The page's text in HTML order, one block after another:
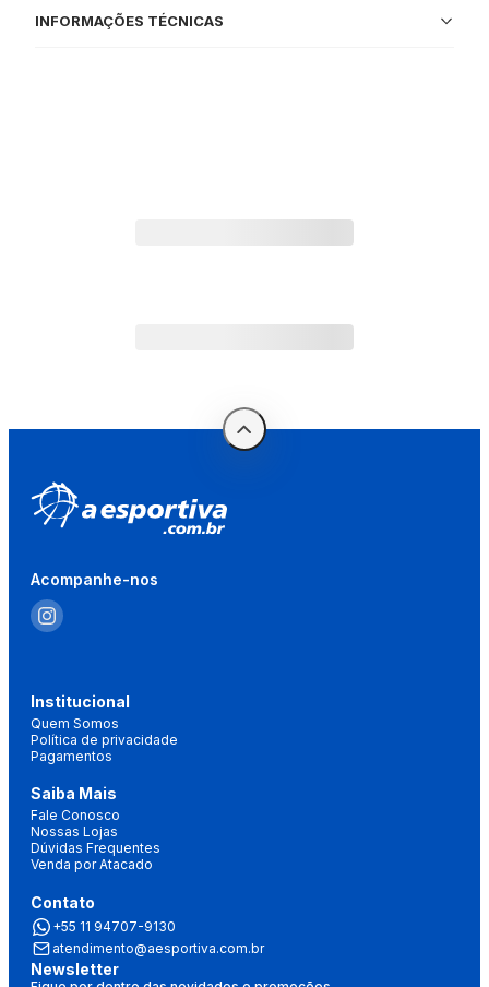
INFORMAÇÕES TÉCNICAS
Acompanhe-nos
Institucional
Quem Somos
Política de privacidade
Pagamentos
Saiba Mais
Fale Conosco
Nossas Lojas
Dúvidas Frequentes
Venda por Atacado
Contato
+55 11 94707-9130
atendimento@aesportiva.com.br
Newsletter